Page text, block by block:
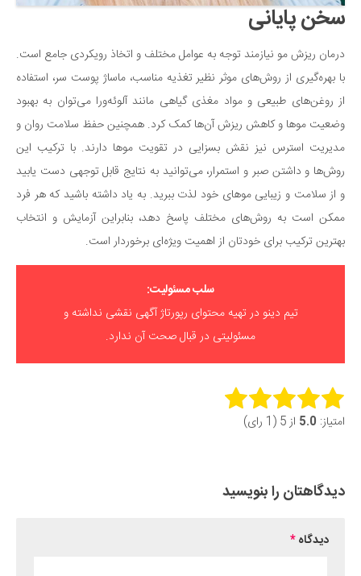
سخن پایانی
درمان ریزش مو نیازمند توجه به عوامل مختلف و اتخاذ رویکردی جامع است.
با بهره‌گیری از روش‌های موثر نظیر تغذیه مناسب، ماساژ پوست سر، استفاده
از روغن‌های طبیعی و مواد مغذی گیاهی مانند آلوئه‌ورا می‌توان به بهبود
وضعیت موها و کاهش ریزش آن‌ها کمک کرد. همچنین حفظ سلامت روان و
مدیریت استرس نیز نقش بسزایی در تقویت موها دارند. با ترکیب این
روش‌ها و داشتن صبر و استمرار، می‌توانید به نتایج قابل توجهی دست یابید
و از سلامت و زیبایی موهای خود لذت ببرید. به یاد داشته باشید که هر فرد
ممکن است به روش‌های مختلف پاسخ دهد، بنابراین آزمایش و انتخاب
بهترین ترکیب برای خودتان از اهمیت ویژه‌ای برخوردار است.
سلب مسئولیت:
تیم دینو در تهیه محتوای رپورتاژ آگهی نقشی نداشته و
مسئولیتی در قبال صحت آن ندارد.
Rate this item:
امتیاز: 5.0 از 5 (1 رای)
دیدگاهتان را بنویسید
دیدگاه*